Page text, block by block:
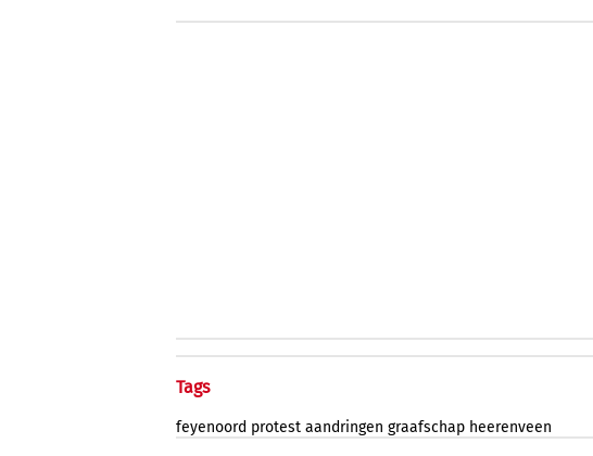
Tags
feyenoord protest aandringen graafschap heerenveen